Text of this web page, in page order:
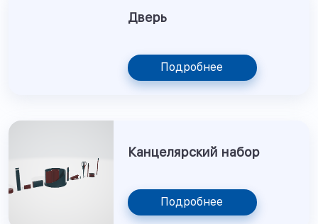
Дверь
Подробнее
Канцелярский набор
Подробнее